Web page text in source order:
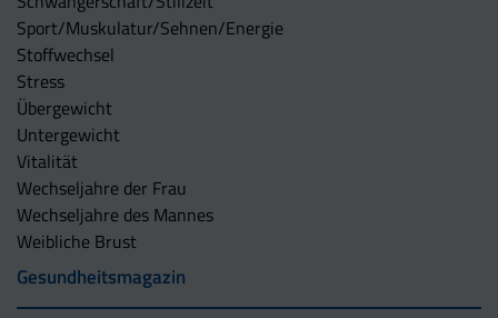
Sport/Muskulatur/Sehnen/Energie
Stoffwechsel
Stress
Übergewicht
Untergewicht
Vitalität
Wechseljahre der Frau
Wechseljahre des Mannes
Weibliche Brust
Gesundheitsmagazin